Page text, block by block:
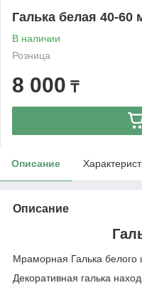
Галька белая 40-60
В наличии
Розница
8 000 ₸
Описание
Описание
Мраморная Галька
Декоративная галька